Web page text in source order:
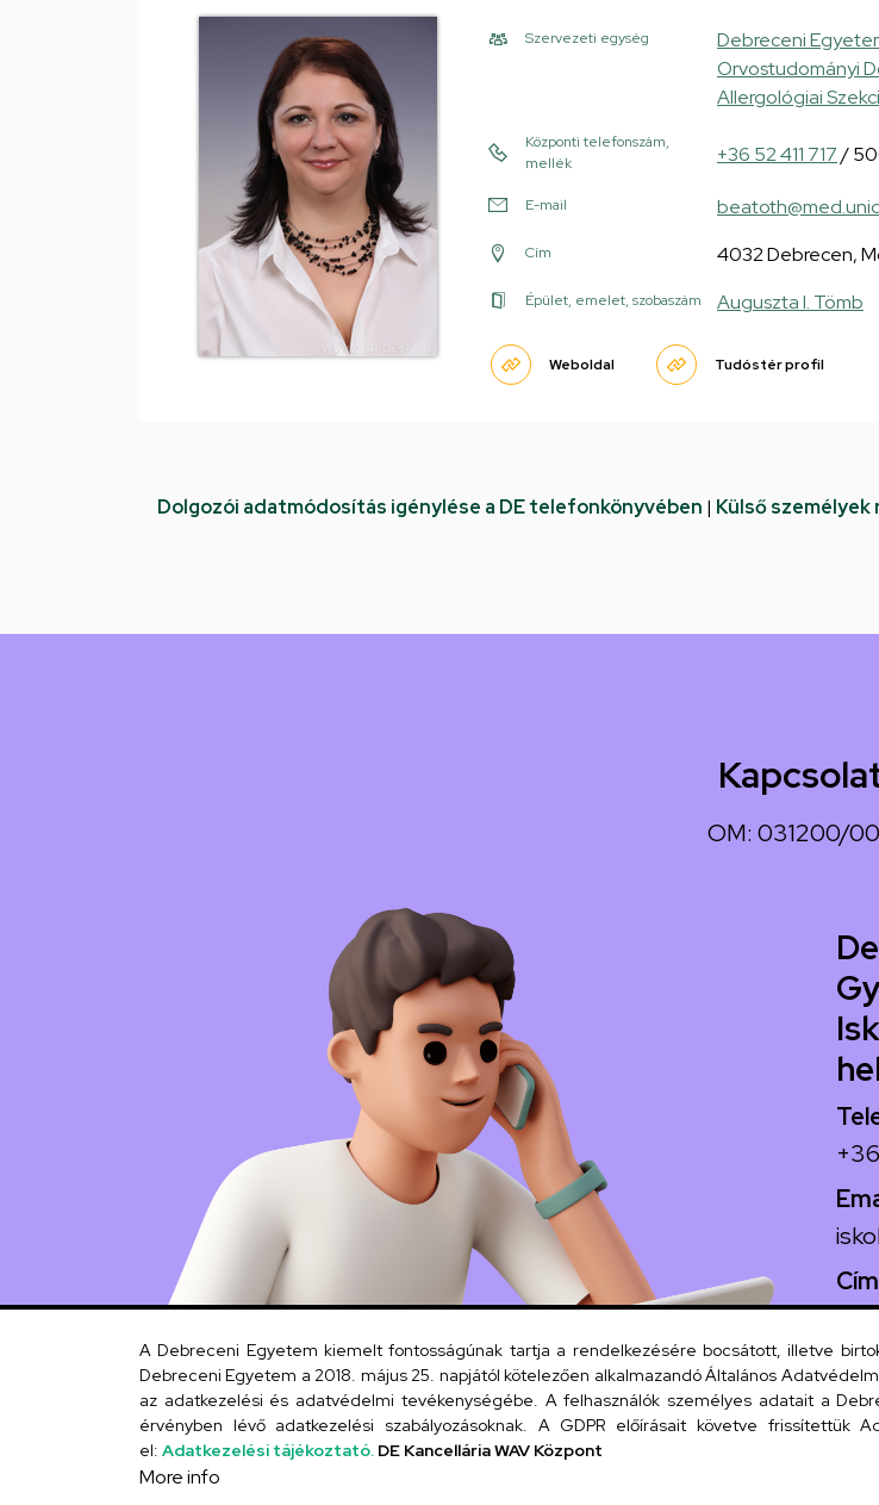
Szervezeti egység
Debreceni
Orvostudományi
Allergológiai
Központi telefonszám,
mellék
+36 52 411 717/
E-mail
Cím 4032 Debrecen,
Épület, emelet, szobaszám Auguszta I. Tömb
Weboldal Tudóstér profil
Dolgozói adatmódosítás igénylése a DE telefonkönyvében | Külső
OM: 031200/
Cím
A Debreceni Egyetem kiemelt fontosságúnak tartja a rendelkezésére bocsátott, illetve
Debreceni Egyetem a 2018. május 25. napjától kötelezően alkalmazandó Általános
az adatkezelési és adatvédelmi tevékenységébe. A felhasználók személyes adatait a
érvényben lévő adatkezelési szabályozásoknak. A GDPR előírásait követve frissítettük
el: Adatkezelési tájékoztató. DE Kancellária WAV Központ
More info